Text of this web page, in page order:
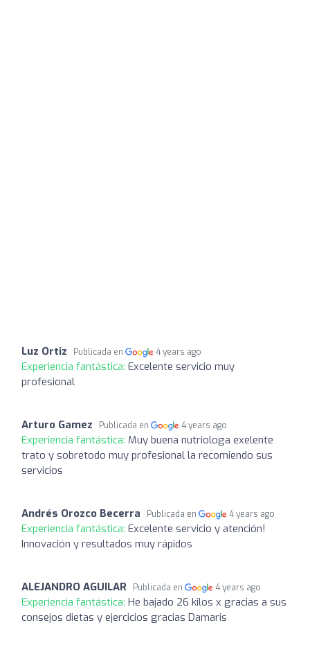
Luz Ortiz Publicada en 4 years ago
Experiencia fantástica: Excelente servicio muy
profesional
Arturo Gamez Publicada en 4 years ago
Experiencia fantástica: Muy buena nutriologa exelente
trato y sobretodo muy profesional la recomiendo sus
servicios
Andrés Orozco Becerra Publicada en 4 years ago
Experiencia fantástica: Excelente servicio y atención!
Innovación y resultados muy rápidos
ALEJANDRO AGUILAR Publicada en 4 years ago
Experiencia fantástica: He bajado 26 kilos x gracias a sus
consejos dietas y ejercicios gracias Damaris